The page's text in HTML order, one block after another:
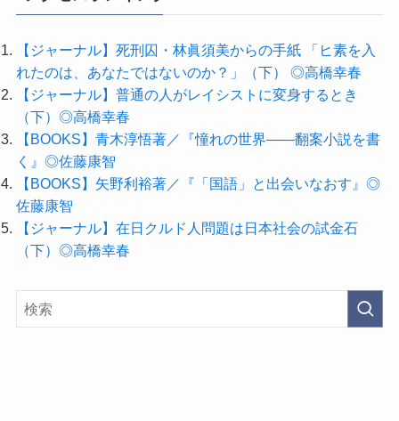
【ジャーナル】死刑囚・林眞須美からの手紙 「ヒ素を入
れたのは、あなたではないのか？」（下） ◎高橋幸春
【ジャーナル】普通の人がレイシストに変身するとき
（下）◎高橋幸春
【BOOKS】青木淳悟著／『憧れの世界――翻案小説を書
く』◎佐藤康智
【BOOKS】矢野利裕著／『「国語」と出会いなおす』◎
佐藤康智
【ジャーナル】在日クルド人問題は日本社会の試金石
（下）◎高橋幸春